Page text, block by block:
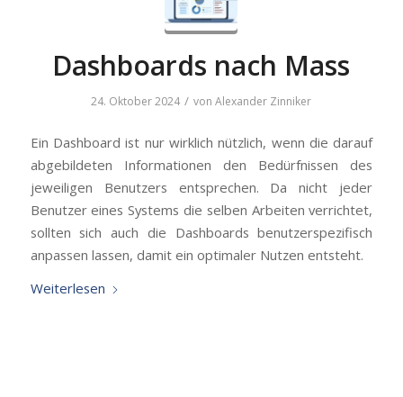
Dashboards nach Mass
24. Oktober 2024 / vonAlexander Zinniker
Ein Dashboard ist nur wirklich nützlich, wenn die darauf
abgebildeten Informationen den Bedürfnissen des
jeweiligen Benutzers entsprechen. Da nicht jeder
Benutzer eines Systems die selben Arbeiten verrichtet,
sollten sich auch die Dashboards benutzerspezifisch
anpassen lassen, damit ein optimaler Nutzen entsteht.
Weiterlesen